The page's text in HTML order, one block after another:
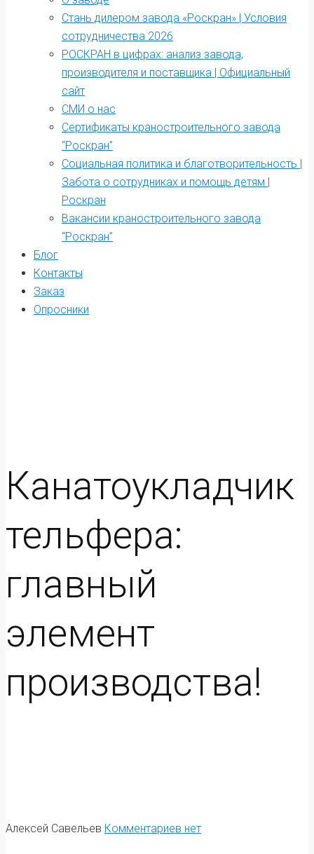
Стань дилером завода «Роскран» | Условия
сотрудничества 2026
РОСКРАН в цифрах: анализ завода,
производителя и поставщика | Официальный
сайт
СМИ о нас
Сертификаты краностроительного завода
“Роскран”
Социальная политика и благотворительность |
Забота о сотрудниках и помощь детям |
Роскран
Вакансии краностроительного завода
“Роскран”
Блог
Контакты
Заказ
Опросники
Канатоукладчик
тельфера:
главный
элемент
производства!
Алексей Савельев Комментариев нет